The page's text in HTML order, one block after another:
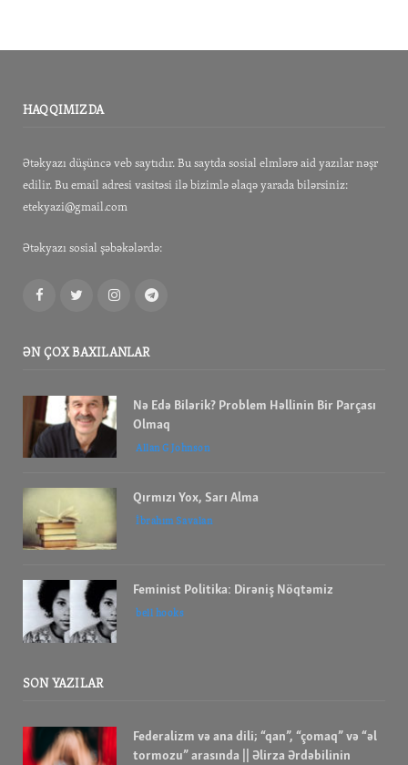
HAQQIMIZDA
Ətəkyazı düşüncə veb saytıdır. Bu saytda sosial elmlərə aid yazılar nəşr
edilir. Bu email adresi vasitəsi ilə bizimlə əlaqə yarada bilərsiniz:
etekyazi@gmail.com
Ətəkyazı sosial şəbəkələrdə:
FacebookTwitterInstagramTelegram
ƏN ÇOX BAXILANLAR
Nə Edə Bilərik? Problem Həllinin Bir Parçası
Olmaq
Allan G Johnson
Qırmızı Yox, Sarı Alma
İbrahım Savalan
Feminist Politika: Dirəniş Nöqtəmiz
bell hooks
SON YAZILAR
Federalizm və ana dili; “qan”, “çomaq” və “əl
tormozu” arasında || Əlirza Ərdəbilinin